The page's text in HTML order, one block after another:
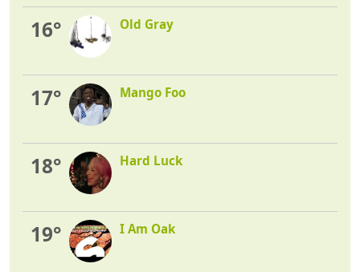
16° Old Gray
17° Mango Foo
18° Hard Luck
19° I Am Oak